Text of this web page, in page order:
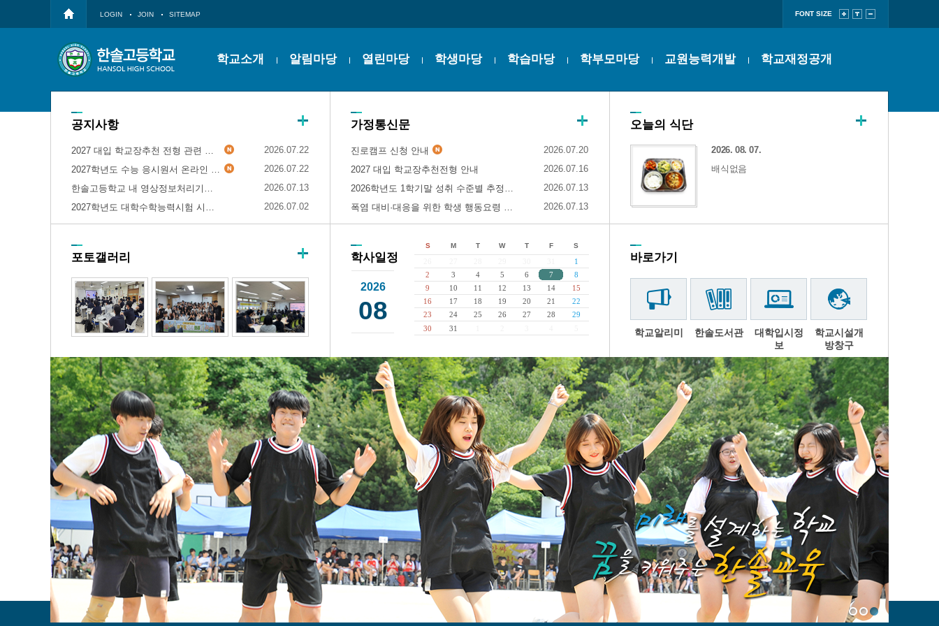
LOGIN JOIN SITEMAP FONT SIZE
학교소개 알림마당 열린마당 학생마당 학습마당 학부모마당 교원능력개발 학교재정공개
공지사항
2027 대입 학교장추천 전형 관련 제출 서류 양식
2026.07.22
2027학년도 수능 응시원서 온라인 사전 입력 시스템 시범 운영 안내
2026.07.22
한솔고등학교 내 영상정보처리기기(CCTV) 설치를 위한 행정예고
2026.07.13
2027학년도 대학수학능력시험 시행세부계획 공고문 및 보도자료
2026.07.02
가정통신문
진로캠프 신청 안내
2026.07.20
2027 대입 학교장추천전형 안내
2026.07.16
2026학년도 1학기말 성취 수준별 추정분할점수 안내
2026.07.13
폭염 대비·대응을 위한 학생 행동요령 안내
2026.07.13
오늘의 식단
2026. 08. 07.
배식없음
포토갤러리 학사일정
2026
08
S M T W T F S
1
2
3 4 5 6 7
8
9
10 11 12 13 14
15
16
17 18 19 20 21
22
23
24 25 26 27 28
29
30
31
바로가기
학교알리미 한솔도서관
대학입시정
보
학교시설개
방창구